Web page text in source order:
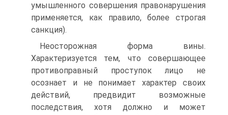
умышленного совершения правонарушения
применяется, как правило, более строгая
санкция).
Неосторожная форма вины.
Характеризуется тем, что совершающее
противоправный проступок лицо не
осознает и не понимает характер своих
действий, предвидит возможные
последствия, хотя должно и может